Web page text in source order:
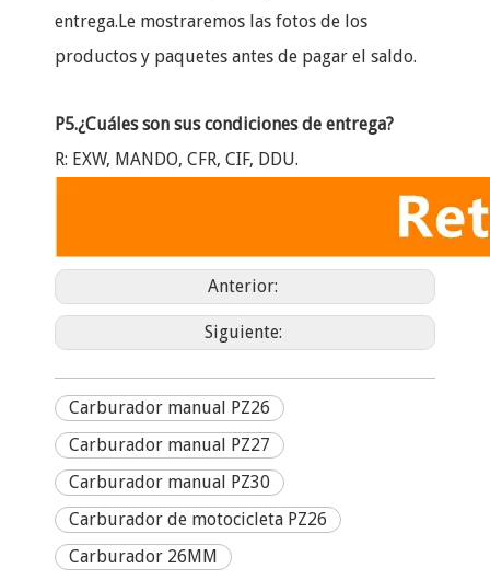
entrega.Le mostraremos las fotos de los
productos y paquetes antes de pagar el saldo.
P5.¿Cuáles son sus condiciones de entrega?
R: EXW, MANDO, CFR, CIF, DDU.
Anterior:
Siguiente:
Carburador manual PZ26
Carburador manual PZ27
Carburador manual PZ30
Carburador de motocicleta PZ26
Carburador 26MM